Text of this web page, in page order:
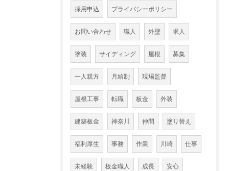
採用申込 プライバシーポリシー
お問い合わせ 職人 外壁 求人
塗装 サイディング 屋根 募集
一人親方 月給制 現場監督
屋根工事 転職 板金 外装
建築板金 神奈川 仲間 塗り替え
福利厚生 事務 作業 川崎 仕事
未経験 板金職人 成長 安心